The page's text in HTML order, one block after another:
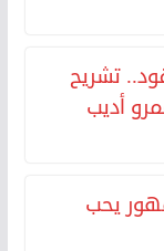
تشريح
أديب
يحب